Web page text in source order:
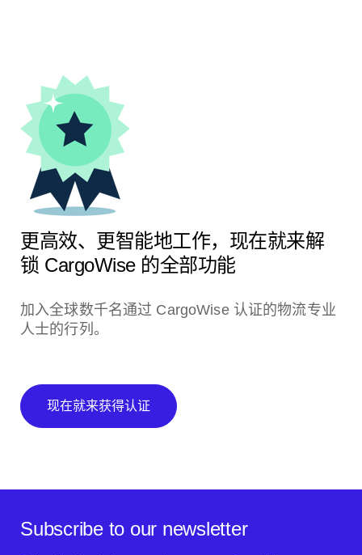
更高效、更智能地工作，现在就来解
锁 CargoWise 的全部功能
加入全球数千名通过 CargoWise 认证的物流专业
人士的行列。
现在就来获得认证
Subscribe to our newsletter